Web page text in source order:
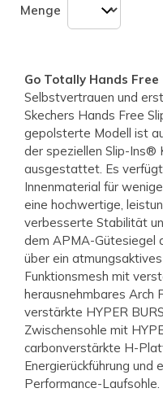
Menge
Go Totally Hands Free
Selbstvertrauen und
Skechers Hands Free
gepolsterte Modell ist
der speziellen Slip-Ins®
ausgestattet. Es
Innenmaterial für
eine hochwertige,
verbesserte Stabilität
dem APMA-Gütesiegel
über ein
Funktionsmesh mit
herausnehmbares Arch
verstärkte HYPER
Zwischensohle mit
carbonverstärkte H-
Energierückführung
Performance-Laufsohle.